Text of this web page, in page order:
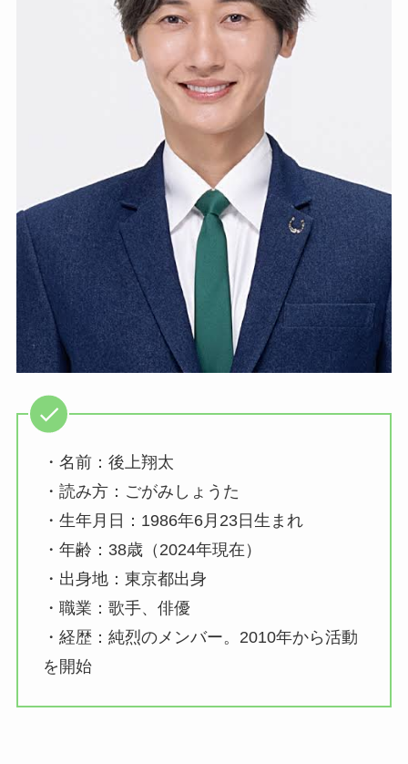
・名前：後上翔太
・読み方：ごがみしょうた
・生年月日：1986年6月23日生まれ
・年齢：38歳（2024年現在）
・出身地：東京都出身
・職業：歌手、俳優
・経歴：純烈のメンバー。2010年から活動
を開始